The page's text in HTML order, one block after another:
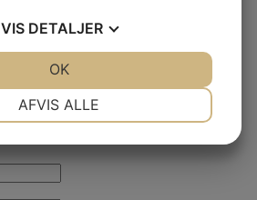
og bør ikke ændres.
eller brug kontaktformularen
VIS DETALJER
AFVIS ALLE
OK